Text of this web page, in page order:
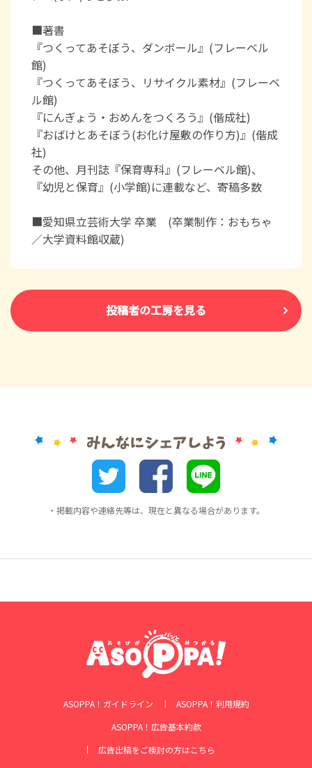
■著書
『つくってあそぼう、ダンボール』(フレーベル
館)
『つくってあそぼう、リサイクル素材』(フレーベ
ル館)
『にんぎょう・おめんをつくろう』(偕成社)
『おばけとあそぼう(お化け屋敷の作り方)』(偕成
社)
その他、月刊誌『保育専科』(フレーベル館)、
『幼児と保育』(小学館)に連載など、寄稿多数
■愛知県立芸術大学 卒業 (卒業制作：おもちゃ
／大学資料館収蔵)
投稿者の工房を見る
・掲載内容や連絡先等は、現在と異なる場合があります。
ASOPPA！ガイドライン
ASOPPA！利用規約
ASOPPA！広告基本約款
広告出稿をご検討の方はこちら